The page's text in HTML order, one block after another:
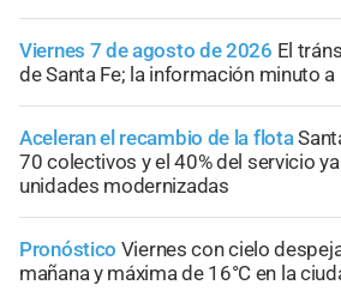
Viernes 7 de agosto de 2026 El
de Santa Fe; la información minuto
Aceleran el recambio de la flota
70 colectivos y el 40% del servicio
unidades modernizadas
Pronóstico Viernes con cielo
mañana y máxima de 16°C en la